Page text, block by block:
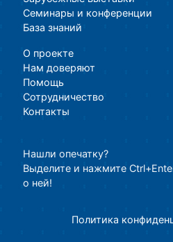
Семинары и конференции
База знаний
О проекте
Нам доверяют
Помощь
Сотрудничество
Контакты
Нашли опечатку?
Выделите и нажмите
о ней!
Политика